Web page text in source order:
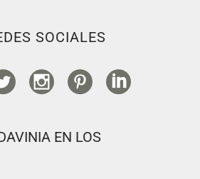
SOCIALES
EN LOS